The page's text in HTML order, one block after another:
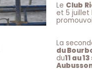
Le Club
et 5 juillet
La
du
du11 au